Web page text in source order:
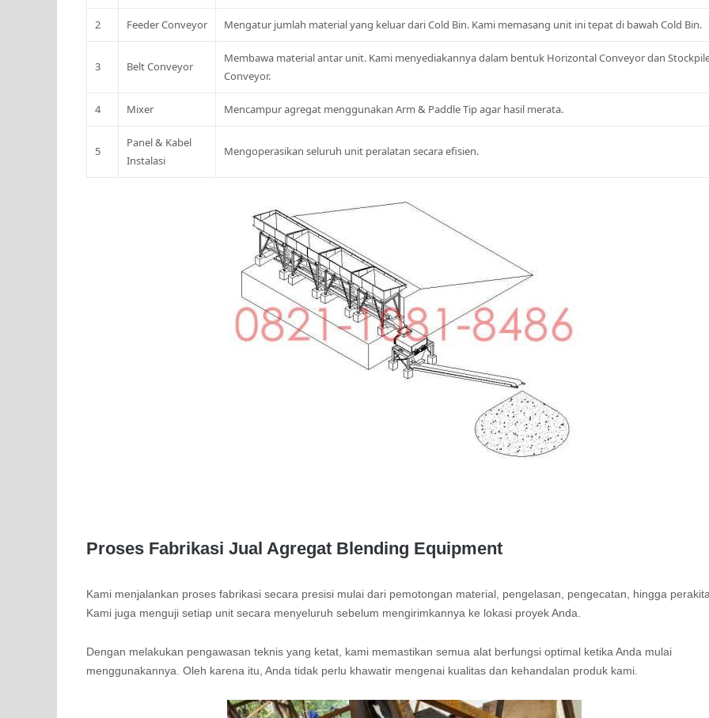
2 Feeder Conveyor Mengatur jumlah material yang keluar dari Cold Bin. Kami memasang unit ini tepat di bawah Cold Bin.
3 Belt Conveyor
Membawa material antar unit. Kami menyediakannya dalam bentuk Horizontal Conveyor dan
Conveyor.
4 Mixer Mencampur agregat menggunakan Arm & Paddle Tip agar hasil merata.
5
Panel & Kabel
Instalasi
Mengoperasikan seluruh unit peralatan secara efisien.
Proses Fabrikasi Jual Agregat Blending Equipment
Kami menjalankan proses fabrikasi secara presisi mulai dari pemotongan material, pengelasan, pengecatan, hingga
Kami juga menguji setiap unit secara menyeluruh sebelum mengirimkannya ke lokasi proyek Anda.
Dengan melakukan pengawasan teknis yang ketat, kami memastikan semua alat berfungsi optimal ketika Anda mulai
menggunakannya. Oleh karena itu, Anda tidak perlu khawatir mengenai kualitas dan kehandalan produk kami.